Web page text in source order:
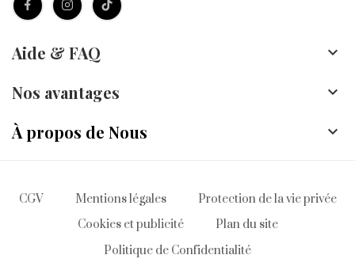
Aide & FAQ 
Nos avantages 
À propos de Nous 
CGV Mentions légales
Protection de la vie privée
Cookies et publicité
Plan du site
Politique de Confidentialité